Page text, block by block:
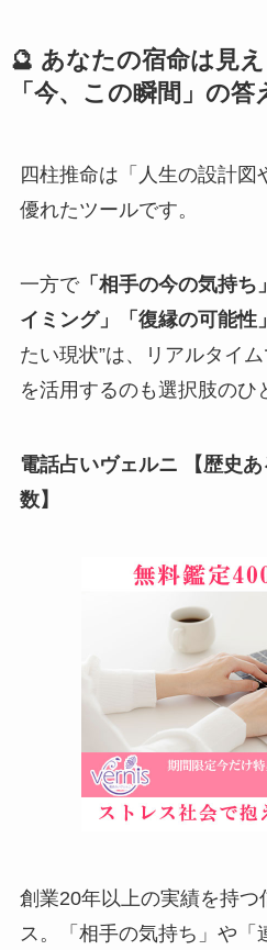
🔮 あなたの宿命は見
「今、この瞬間」の
四柱推命は「人生の設計図
優れたツールです。
一方で「相手の今の気持ち
イミング」「復縁の可能性」
たい現状”は、リアルタイ
を活用するのも選択肢のひ
電話占いヴェルニ 【歴史
数】
創業20年以上の実績を持
ス。「相手の気持ち」や「